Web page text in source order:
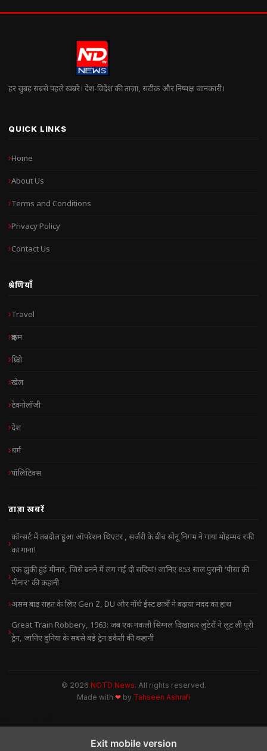
हर सुबह सबसे पहले खबरें। देश-विदेश की ताज़ा, सटीक और निष्पक्ष जानकारी।
QUICK LINKS
Home
About Us
Terms and Conditions
Privacy Policy
Contact Us
श्रेणियाँ
Travel
क्राइम
क्रिप्टो
खेल
टेक्नोलॉजी
देश
धर्म
पॉलिटिक्स
ताज़ा खबरें
कॉन्सर्ट में तबदील हुआ ऑपरेशन थिएटर , सर्जरी के बीच सोनू निगम ने गाया मोहम्मद रफी
का गाना!
एक झुकी हुई मीनार, जिसे बनने में लग गईं दो सदियां! जानिए 853 साल पुरानी ‘पीसा की
मीनार’ की कहानी
असम बाढ़ राहत के लिए Gen Z, DU और नॉर्थ ईस्ट छात्रों ने बढ़ाया मदद का हाथ
Great Train Robbery, 1963: जब एक नकली सिग्नल दिखाकर लुटेरों ने लूट ली पूरी
ट्रेन, जानिए दुनिया के सबसे बड़े ट्रेन डकैती की कहानी
© 2026 NOTD News. All rights reserved.
Made with ❤ by Tahseen Ashrafi
Exit mobile version